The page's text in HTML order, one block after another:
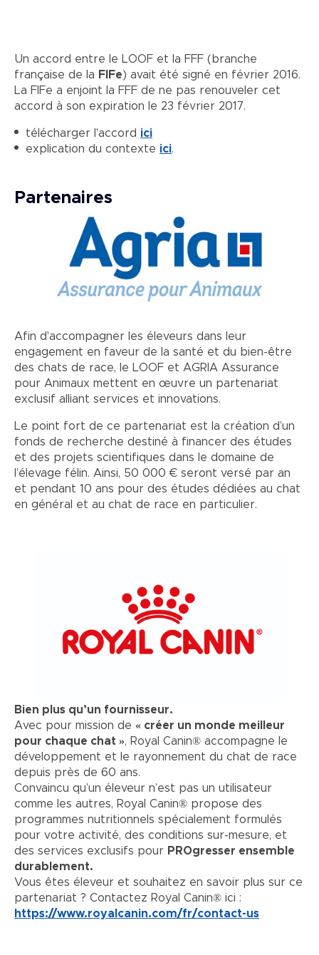
Un accord entre le LOOF et la FFF (branche
française de la FIFe) avait été signé en février 2016.
La FIFe a enjoint la FFF de ne pas renouveler cet
accord à son expiration le 23 février 2017.
télécharger l'accord ici
explication du contexte ici.
Partenaires
Afin d'accompagner les éleveurs dans leur
engagement en faveur de la santé et du bien-être
des chats de race, le LOOF et AGRIA Assurance
pour Animaux mettent en œuvre un partenariat
exclusif alliant services et innovations.
Le point fort de ce partenariat est la création d’un
fonds de recherche destiné à financer des études
et des projets scientifiques dans le domaine de
l’élevage félin. Ainsi, 50 000 € seront versé par an
et pendant 10 ans pour des études dédiées au chat
en général et au chat de race en particulier.
Bien plus qu’un fournisseur.
Avec pour mission de « créer un monde meilleur
pour chaque chat », Royal Canin® accompagne le
développement et le rayonnement du chat de race
depuis près de 60 ans.
Convaincu qu’un éleveur n’est pas un utilisateur
comme les autres, Royal Canin® propose des
programmes nutritionnels spécialement formulés
pour votre activité, des conditions sur-mesure, et
des services exclusifs pour PROgresser ensemble
durablement.
Vous êtes éleveur et souhaitez en savoir plus sur ce
partenariat ? Contactez Royal Canin® ici :
https://www.royalcanin.com/fr/contact-us